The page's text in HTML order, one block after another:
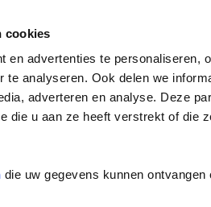
cookies
en advertenties te personaliseren,
te analyseren. Ook delen we
adverteren en analyse. Deze
die u aan ze heeft verstrekt of die
die uw gegevens kunnen ontvangen